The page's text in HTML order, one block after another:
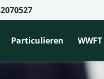
Particulieren WWFT